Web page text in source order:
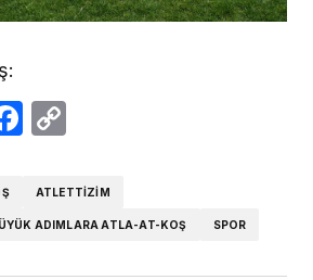
Facebook
ATLETTIZIM
ADIMLARA ATLA-AT-KOŞ SPOR